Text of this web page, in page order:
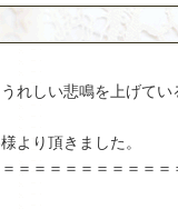
れしい悲鳴を上げて
より頂きました。
＝＝＝＝＝＝＝＝＝